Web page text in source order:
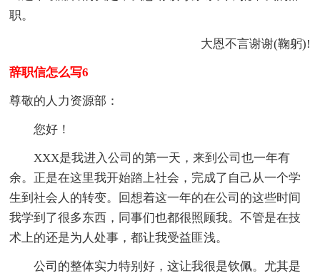
职。
大恩不言谢谢(鞠躬)!
辞职信怎么写6
尊敬的人力资源部：
您好！
XXX是我进入公司的第一天，来到公司也一年有
余。正是在这里我开始踏上社会，完成了自己从一个学
生到社会人的转变。回想着这一年的在公司的这些时间
我学到了很多东西，同事们也都很照顾我。不管是在技
术上的还是为人处事，都让我受益匪浅。
公司的整体实力特别好，这让我很是钦佩。尤其是